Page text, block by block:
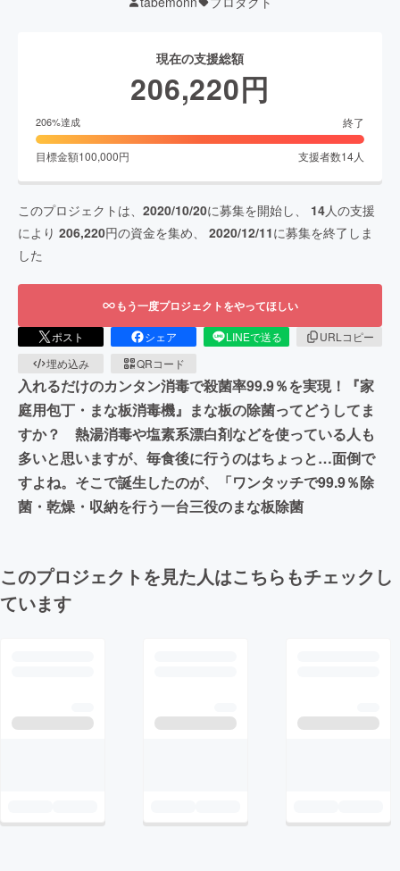
現在の支援総額
206,220円
206%達成 終了
目標金額100,000円 支援者数14人
このプロジェクトは、 2020/10/20に募集を開始し、 14人の支援
により 206,220円の資金を集め、 2020/12/11に募集を終了しま
した
もう一度プロジェクトをやってほしい
ポスト シェア LINEで送る
URLコピー
埋め込み
QRコード
入れるだけのカンタン消毒で殺菌率99.9％を実現！『家
庭用包丁・まな板消毒機』まな板の除菌ってどうしてま
すか？ 熱湯消毒や塩素系漂白剤などを使っている人も
多いと思いますが、毎食後に行うのはちょっと…面倒で
すよね。そこで誕生したのが、「ワンタッチで99.9％除
菌・乾燥・収納を行う一台三役のまな板除菌
このプロジェクトを見た人はこちらもチェックし
ています